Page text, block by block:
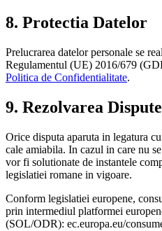
8. Protectia Datelor
Prelucrarea datelor personale se
Regulamentul (UE) 2016/679
Politica de Confidentialitate.
9. Rezolvarea
Orice disputa aparuta in legatura
cale amiabila. In cazul in care nu
vor fi solutionate de instantele
legislatiei romane in vigoare.
Conform legislatiei europene,
prin intermediul platformei
(SOL/ODR): ec.europa.eu/